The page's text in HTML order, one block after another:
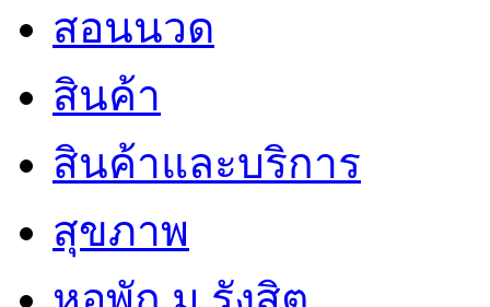
สอนนวด
สินค้า
สินค้าและบริการ
สุขภาพ